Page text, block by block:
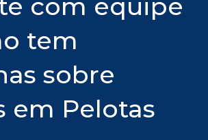
tem
sobre
em Pelotas